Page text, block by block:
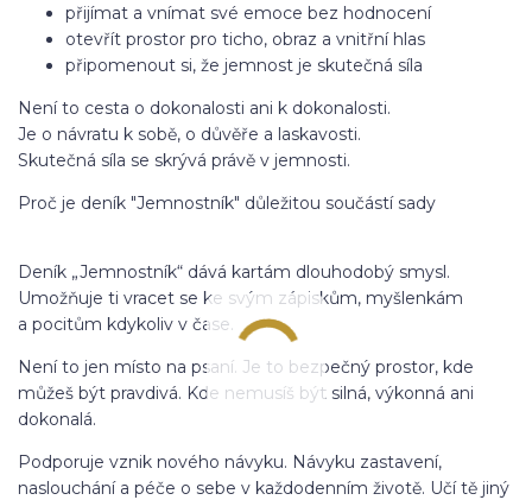
přijímat a vnímat své emoce bez hodnocení
otevřít prostor pro ticho, obraz a vnitřní hlas
připomenout si, že jemnost je skutečná síla
Není to cesta o dokonalosti ani k dokonalosti.
Je o návratu k sobě, o důvěře a laskavosti.
Skutečná síla se skrývá právě v jemnosti.
Proč je deník "Jemnostník" důležitou součástí sady
Deník „Jemnostník“ dává kartám dlouhodobý smysl.
Umožňuje ti vracet se ke svým zápiskům, myšlenkám
a pocitům kdykoliv v čase.
Není to jen místo na psaní. Je to bezpečný prostor, kde
můžeš být pravdivá. Kde nemusíš být silná, výkonná ani
dokonalá.
Podporuje vznik nového návyku. Návyku zastavení,
naslouchání a péče o sebe v každodenním životě. Učí tě jiný